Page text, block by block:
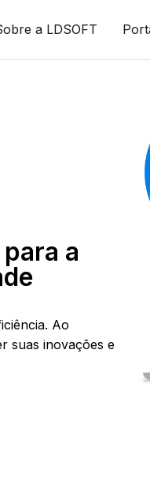
a LDSOFT
a
Ao
suas inovações e